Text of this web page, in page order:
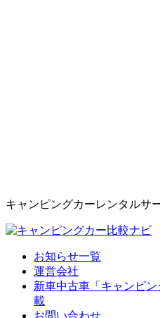
キャンピングカーレンタルサ
お知らせ一覧
運営会社
新車中古車「キャンピ
載